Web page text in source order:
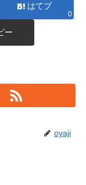
はてブ
0
ー
oyaji